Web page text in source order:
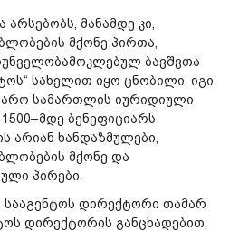
მანამდე კი,
მქონე პირთა,
ბავშვთა
სახელით იყო ცნობილი. იგი
სამართლის იურიდიული
ბენეფიციარს
არიან ხანდაზმულები,
მქონე და
პირები.
სააგენტოს დირექტორი თამარ
დირექტორის განცხადებით,